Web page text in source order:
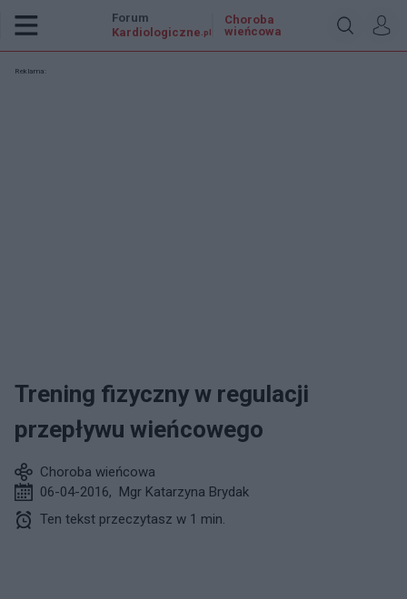
Forum
Kardiologiczne .pl
Choroba
wieńcowa
Reklama:
Trening fizyczny w regulacji
przepływu wieńcowego
Choroba wieńcowa
06-04-2016, Mgr Katarzyna Brydak
Ten tekst przeczytasz w 1 min.